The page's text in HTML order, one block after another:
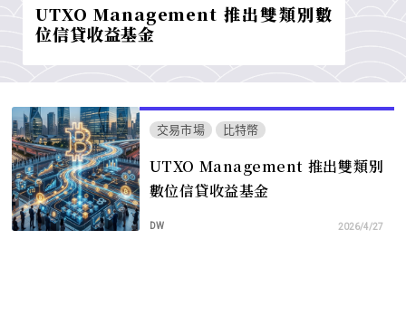
UTXO Management 推出雙類別數
位信貸收益基金
交易市場 比特幣
UTXO Management 推出雙類別
數位信貸收益基金
DW 2026/4/27